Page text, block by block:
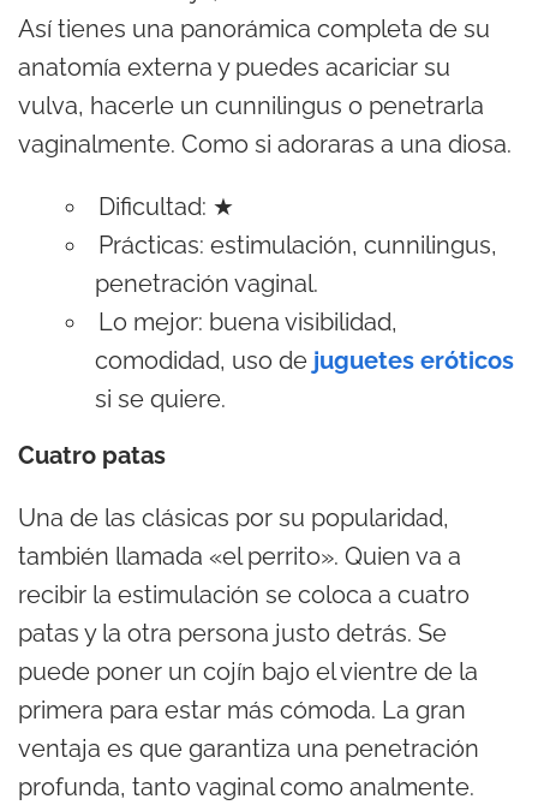
Así tienes una panorámica completa de su
anatomía externa y puedes acariciar su
vulva, hacerle un cunnilingus o penetrarla
vaginalmente. Como si adoraras a una diosa.
Dificultad: ★
Prácticas: estimulación, cunnilingus,
penetración vaginal.
Lo mejor: buena visibilidad,
comodidad, uso de juguetes eróticos
si se quiere.
Cuatro patas
Una de las clásicas por su popularidad,
también llamada «el perrito». Quien va a
recibir la estimulación se coloca a cuatro
patas y la otra persona justo detrás. Se
puede poner un cojín bajo el vientre de la
primera para estar más cómoda. La gran
ventaja es que garantiza una penetración
profunda, tanto vagi­nal como analmente.